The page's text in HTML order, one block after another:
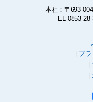
本社：〒693-
TEL 0853-
プ